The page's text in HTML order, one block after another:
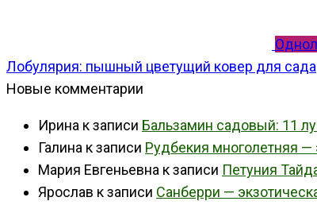
Лобулярия: пышный цветущий ковер для сада
Новые комментарии
Ирина к записи Бальзамин садовый: 11
Галина к записи Рудбекия многолетняя
Мария Евгеньевна к записи Петуния
Ярослав к записи Санберри —